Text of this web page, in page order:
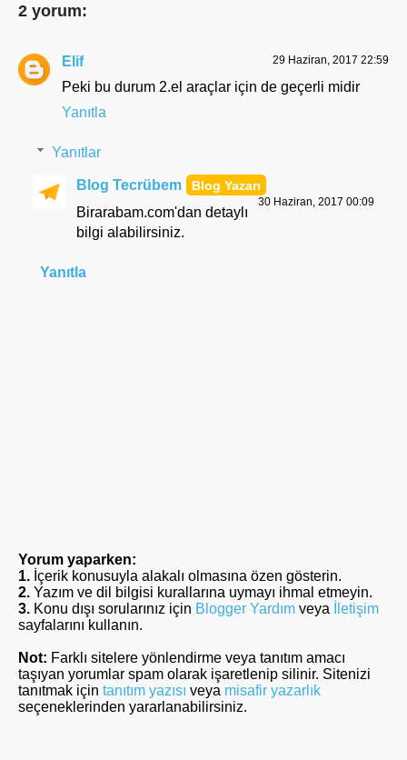
2 yorum:
Elif 29 Haziran, 2017 22:59
Peki bu durum 2.el araçlar için de geçerli midir
Yanıtla
Yanıtlar
Blog Tecrübem
30 Haziran, 2017 00:09
Birarabam.com'dan detaylı
bilgi alabilirsiniz.
Yanıtla
Yorum yaparken:
1. İçerik konusuyla alakalı olmasına özen gösterin.
2. Yazım ve dil bilgisi kurallarına uymayı ihmal etmeyin.
3. Konu dışı sorularınız için Blogger Yardım veya
İletişim
sayfalarını kullanın.
Not: Farklı sitelere yönlendirme veya tanıtım amacı
taşıyan yorumlar spam olarak işaretlenip silinir. Sitenizi
tanıtmak için tanıtım yazısı veya misafir yazarlık
seçeneklerinden yararlanabilirsiniz.